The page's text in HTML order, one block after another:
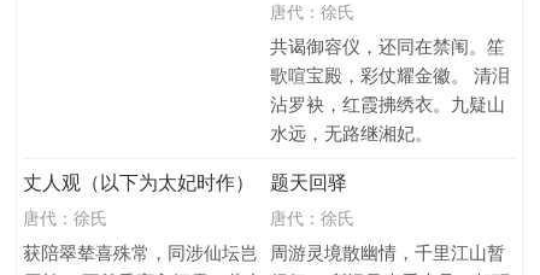
唐代： 徐氏
共谒御容仪，还同在禁闱。笙
歌喧宝殿，彩仗耀金徽。 清泪
沾罗袂，红霞拂绣衣。九疑山
水远，无路继湘妃。
丈人观（以下为太妃时作）
唐代：徐氏
获陪翠辇喜殊常，同涉仙坛岂
题天回驿
唐代： 徐氏
周游灵境散幽情，千里江山暂